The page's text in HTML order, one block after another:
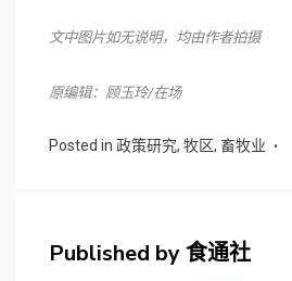
文中图片如无说明，均由作者拍摄
原编辑：顾玉玲/在场
Posted in 政策研究, 牧区, 畜牧业
Published by食通社